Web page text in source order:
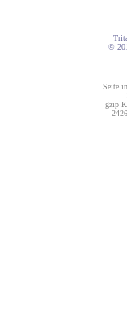
©
Seite
gzip